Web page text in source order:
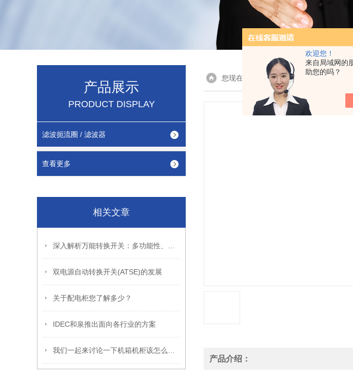
欢迎您！
来自局域网的
助您的吗？
产品展示
PRODUCT DISPLAY
滤波扼流圈 / 滤波器
查看更多
相关文章
双电源自动转换开关(ATSE)的发展
关于配电柜您了解多少？
IDEC和泉推出面向各行业的方案
您现在的位置：首页> 产品展示 > >
产品介绍：